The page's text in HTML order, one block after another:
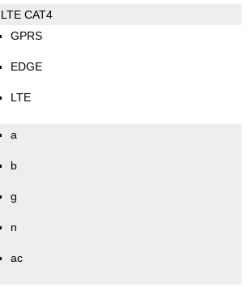
LTE CAT4
GPRS
EDGE
LTE
a
b
g
n
ac